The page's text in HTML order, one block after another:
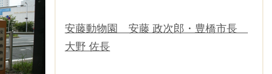
安藤動物園 安藤 政次郎・豊橋市長
大野 佐長